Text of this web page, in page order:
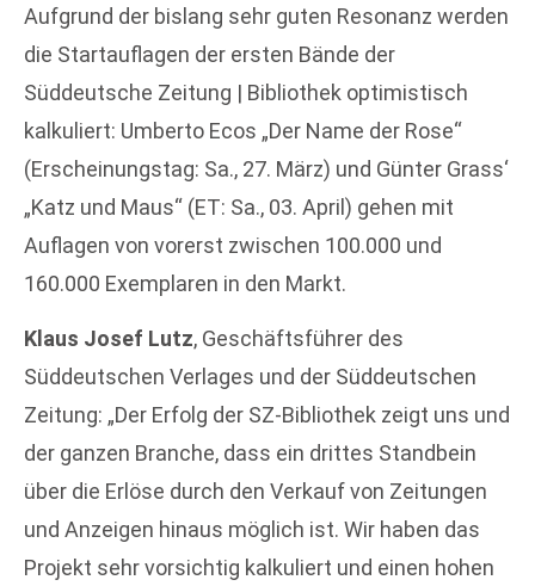
Aufgrund der bislang sehr guten Resonanz werden
die Startauflagen der ersten Bände der
Süddeutsche Zeitung | Bibliothek optimistisch
kalkuliert: Umberto Ecos „Der Name der Rose“
(Erscheinungstag: Sa., 27. März) und Günter Grass‘
„Katz und Maus“ (ET: Sa., 03. April) gehen mit
Auflagen von vorerst zwischen 100.000 und
160.000 Exemplaren in den Markt.
Klaus Josef Lutz, Geschäftsführer des
Süddeutschen Verlages und der Süddeutschen
Zeitung: „Der Erfolg der SZ-Bibliothek zeigt uns und
der ganzen Branche, dass ein drittes Standbein
über die Erlöse durch den Verkauf von Zeitungen
und Anzeigen hinaus möglich ist. Wir haben das
Projekt sehr vorsichtig kalkuliert und einen hohen